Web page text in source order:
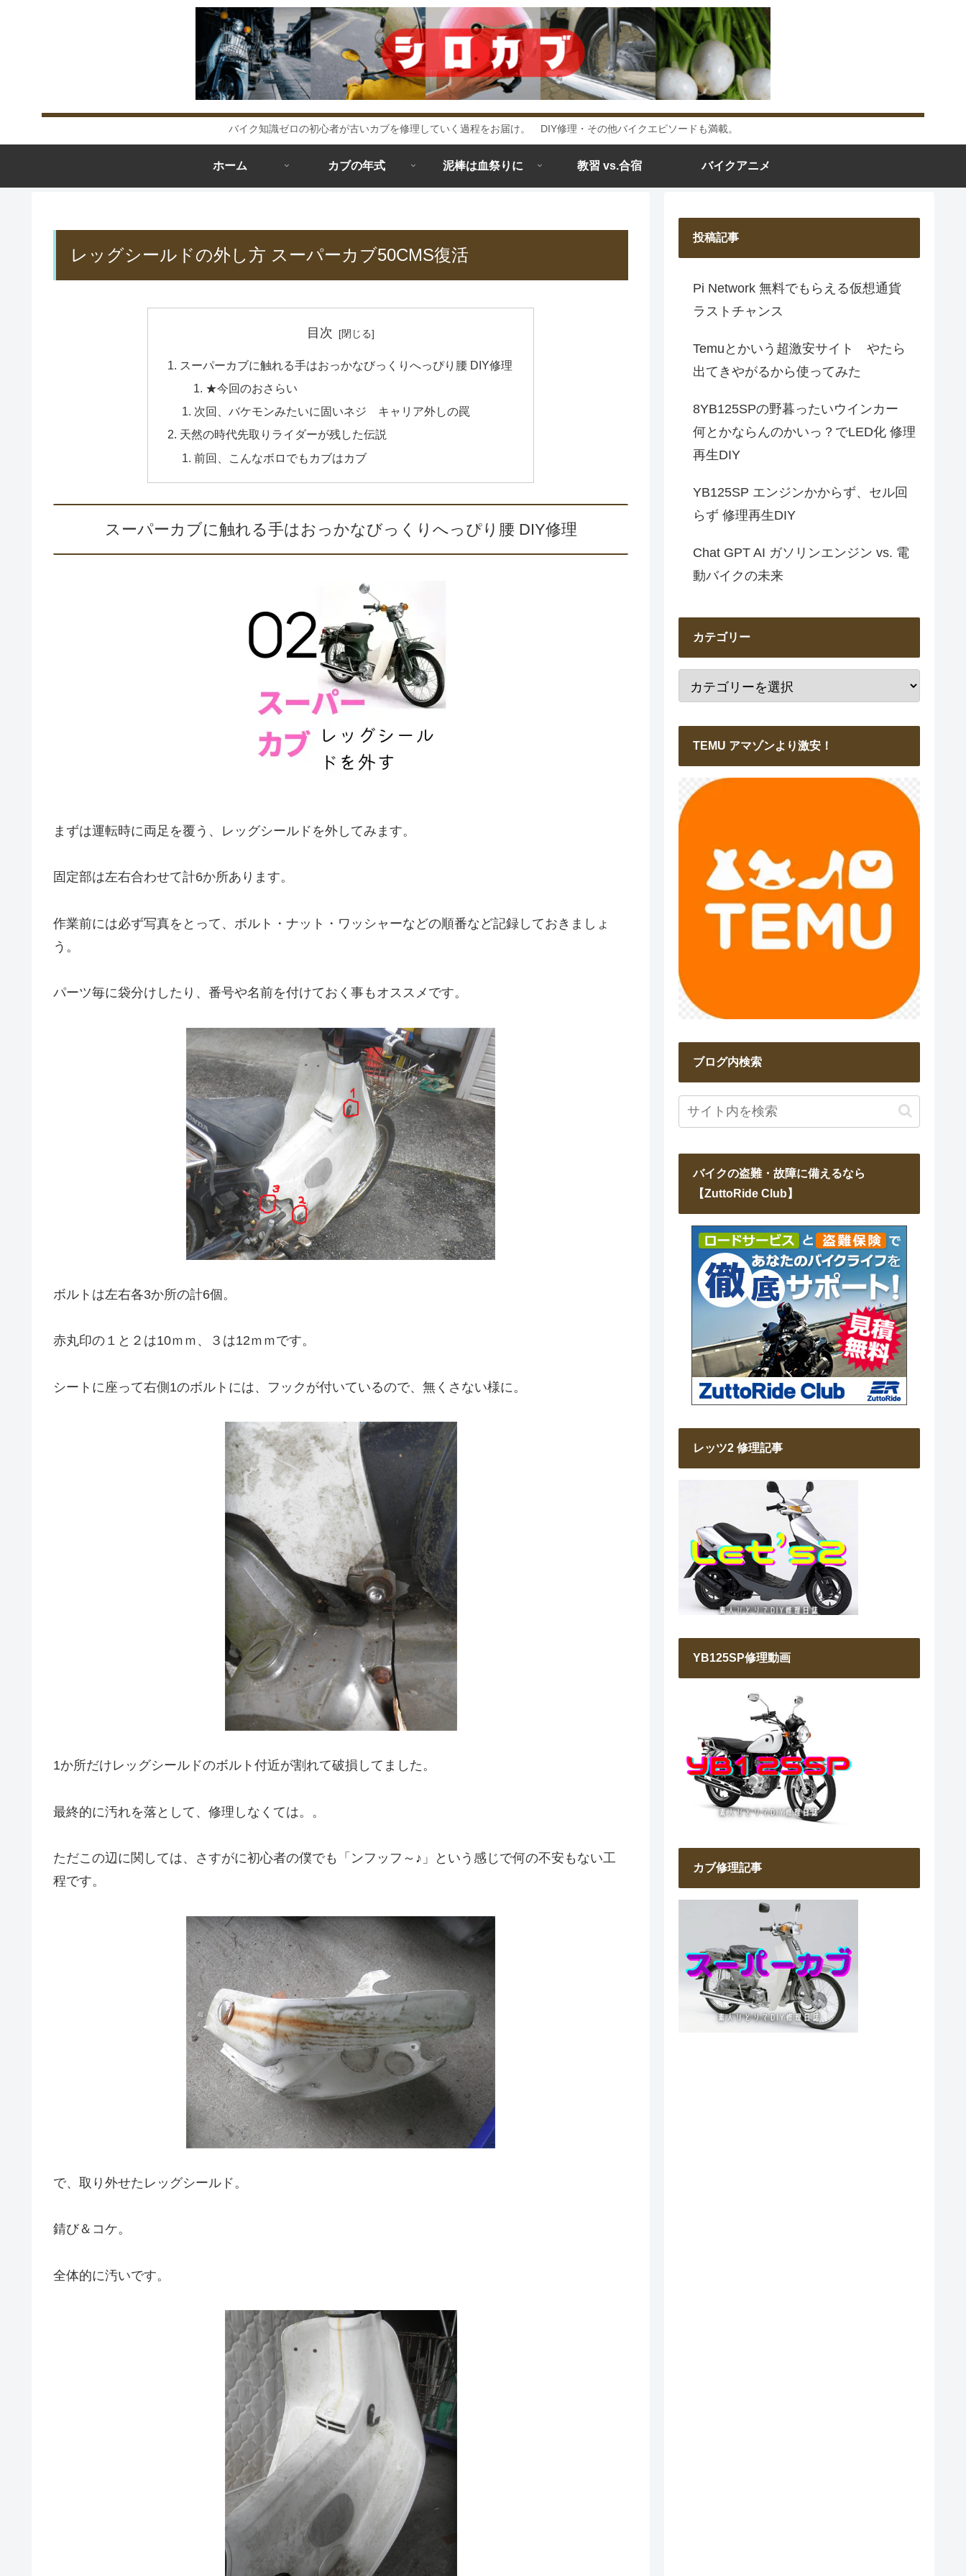
バイク知識ゼロの初心者が古いカブを修理していく過程をお届け。 DIY修理・その他バイクエピソードも満載。
ホーム カブの年式 泥棒は血祭りに 教習 vs.合宿 バイクアニメ
レッグシールドの外し方 スーパーカブ50CMS復活
目次
スーパーカブに触れる手はおっかなびっくりへっぴり腰 DIY修理
★今回のおさらい
次回、バケモンみたいに固いネジ キャリア外しの罠
天然の時代先取りライダーが残した伝説
前回、こんなボロでもカブはカブ
スーパーカブに触れる手はおっかなびっくりへっぴり腰 DIY修理
まずは運転時に両足を覆う、レッグシールドを外してみます。
固定部は左右合わせて計6か所あります。
作業前には必ず写真をとって、ボルト・ナット・ワッシャーなどの順番など記録しておきましょ
う。
パーツ毎に袋分けしたり、番号や名前を付けておく事もオススメです。
ボルトは左右各3か所の計6個。
赤丸印の１と２は10ｍｍ、３は12ｍｍです。
シートに座って右側1のボルトには、フックが付いているので、無くさない様に。
1か所だけレッグシールドのボルト付近が割れて破損してました。
最終的に汚れを落として、修理しなくては。。
ただこの辺に関しては、さすがに初心者の僕でも「ンフッフ～♪」という感じで何の不安もない工
程です。
で、取り外せたレッグシールド。
錆び＆コケ。
全体的に汚いです。
投稿記事
Pi Network 無料でもらえる仮想通貨
ラストチャンス
Temuとかいう超激安サイト やたら
出てきやがるから使ってみた
8YB125SPの野暮ったいウインカー
何とかならんのかいっ？でLED化 修理
再生DIY
YB125SP エンジンかからず、セル回
らず 修理再生DIY
Chat GPT AI ガソリンエンジン vs. 電
動バイクの未来
カテゴリー
TEMU アマゾンより激安！
ブログ内検索
バイクの盗難・故障に備えるなら
【ZuttoRide Club】
レッツ2 修理記事
YB125SP修理動画
カブ修理記事